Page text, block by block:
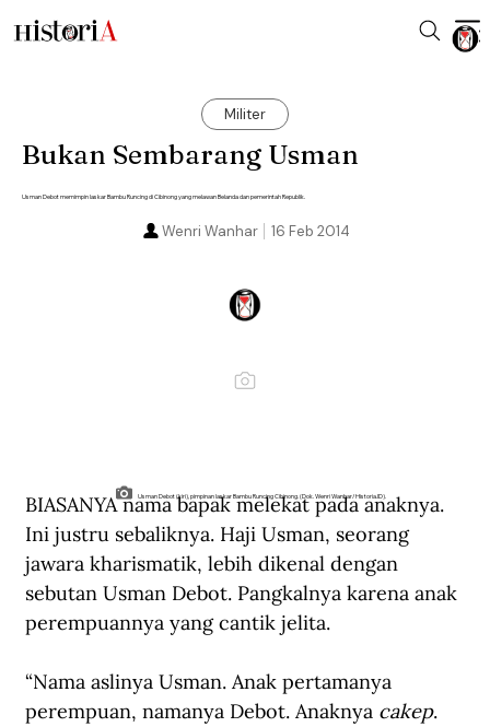
Militer
Bukan Sembarang Usman
Usman Debot memimpin laskar Bambu Runcing di Cibinong yang melawan Belanda dan pemerintah Republik.
16 Feb 2014
Wenri Wanhar
Usman Debot (kiri), pimpinan laskar Bambu Runcing Cibinong. (Dok. Wenri Wanhar/Historia.ID).
BIASANYA nama bapak melekat pada anaknya.
Ini justru sebaliknya. Haji Usman, seorang
jawara kharismatik, lebih dikenal dengan
sebutan Usman Debot. Pangkalnya karena anak
perempuannya yang cantik jelita.
“Nama aslinya Usman. Anak pertamanya
perempuan, namanya Debot. Anaknya cakep.